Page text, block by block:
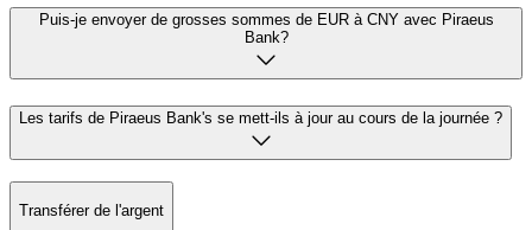
Puis-je envoyer de grosses sommes de EUR à CNY avec Piraeus
Bank?
Les tarifs de Piraeus Bank's se mett-ils à jour au cours de la journée ?
Transférer de l'argent